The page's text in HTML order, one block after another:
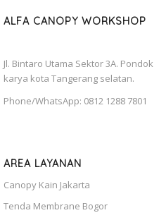
ALFA CANOPY WORKSHOP
Jl. Bintaro Utama Sektor 3A. Pondok
karya kota Tangerang selatan.
Phone/WhatsApp: 0812 1288 7801
AREA LAYANAN
Canopy Kain Jakarta
Tenda Membrane Bogor